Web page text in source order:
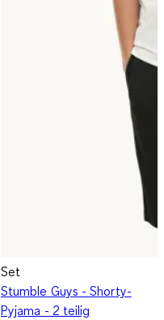
Set
Stumble Guys - Shorty-
Pyjama - 2 teilig